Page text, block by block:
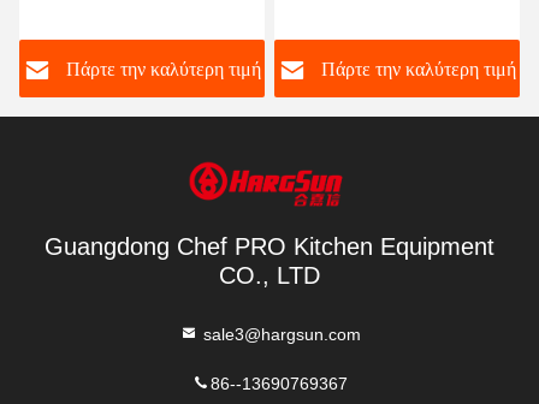
Πάρτε την καλύτερη τιμή Πάρτε την καλύτερη τιμή
Guangdong Chef PRO Kitchen Equipment
CO., LTD
sale3@hargsun.com
86--13690769367